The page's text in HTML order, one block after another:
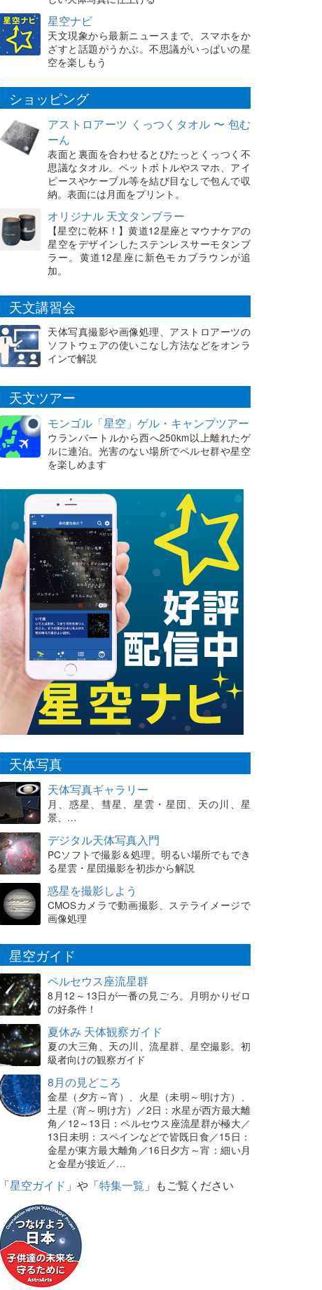
星空ナビ
天文現象から最新ニュースまで、スマホをか
ざすと話題がうかぶ。不思議がいっぱいの星
空を楽しもう
ショッピング
アストロアーツ くっつくタオル 〜 包む
ーん
表面と裏面を合わせるとぴたっとくっつく不
思議なタオル。ペットボトルやスマホ、アイ
ピースやケーブル等を結び目なしで包んで収
納。表面には月面をプリント。
オリジナル 天文タンブラー
【星空に乾杯！】黄道12星座とマウナケアの
星空をデザインしたステンレスサーモタンブ
ラー。黄道12星座に新色モカブラウンが追
加。
天文講習会
天体写真撮影や画像処理、アストロアーツの
ソフトウェアの使いこなし方法などをオンラ
インで解説
天文ツアー
モンゴル「星空」ゲル・キャンプツアー
ウランバートルから西へ250km以上離れたゲ
ルに連泊。光害のない場所でペルセ群や星空
を楽しめます
天体写真
天体写真ギャラリー
月、惑星、彗星、星雲・星団、天の川、星
景、…
デジタル天体写真入門
PCソフトで撮影＆処理。明るい場所でもでき
る星雲・星団撮影を初歩から解説
惑星を撮影しよう
CMOSカメラで動画撮影、ステライメージで
画像処理
星空ガイド
ペルセウス座流星群
8月12～13日が一番の見ごろ。月明かりゼロ
の好条件！
夏休み 天体観察ガイド
夏の大三角、天の川、流星群、星空撮影。初
級者向けの観察ガイド
8月の見どころ
金星（夕方～宵）、火星（未明～明け方）、
土星（宵～明け方）／2日：水星が西方最大離
角／12～13日：ペルセウス座流星群が極大／
13日未明：スペインなどで皆既日食／15日：
金星が東方最大離角／16日夕方～宵：細い月
と金星が接近／…
「星空ガイド 」や「特集一覧 」もご覧ください